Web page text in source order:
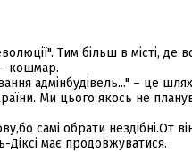
Тим більш в місті, де
кошмар.
адмінбудівель..." – це
Ми цього якось не
самі обрати нездібні.От
Діксі має продовжуватися.